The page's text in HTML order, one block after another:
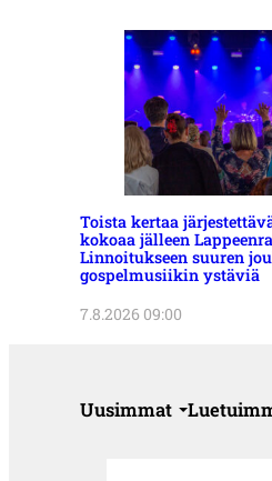
Toista kertaa
kokoaa jälleen
Linnoitukseen suuren
gospelmusiikin ystäviä
7.8.2026 09:00
Uusimmat